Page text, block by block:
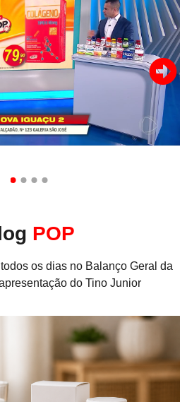
POP
os dias no Balanço Geral da
do Tino Junior